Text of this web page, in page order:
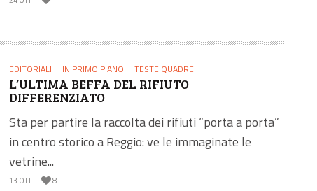
EDITORIALI IN PRIMO PIANO TESTE QUADRE
L’ULTIMA BEFFA DEL RIFIUTO
DIFFERENZIATO
Sta per partire la raccolta dei rifiuti “porta a porta”
in centro storico a Reggio: ve le immaginate le
vetrine...
13 OTT 8